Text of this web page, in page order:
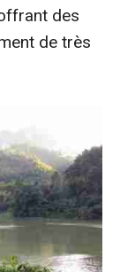
des
de très